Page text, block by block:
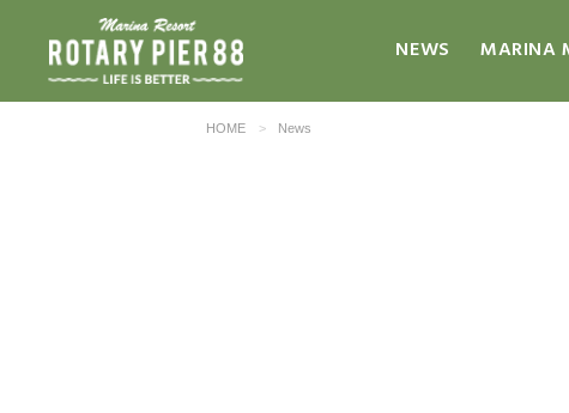
NEWS MARINA
HOME News